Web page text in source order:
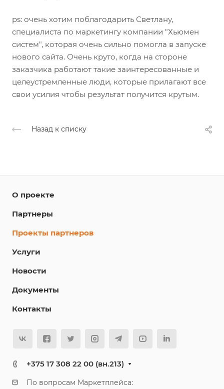
ps: очень хотим поблагодарить Светлану,
специалиста по маркетингу компании "Хьюмен
систем", которая очень сильно помогла в запуске
нового сайта. Очень круто, когда на стороне
заказчика работают такие заинтересованные и
целеустремленные люди, которые прилагают все
свои усилия чтобы результат получится крутым.
Назад к списку
О проекте
Партнеры
Проекты партнеров
Услуги
Новости
Документы
Контакты
+375 17 308 22 00 (вн.213)
По вопросам Маркетплейса: